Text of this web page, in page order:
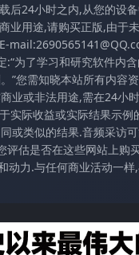
24小时之内,从您的设备
用途,请购买正版,由于
为了学习和研究软件内
您需知晓本站所有内容
业或非法用途,需在24小
际收益或实际结果示
或类似的结果.音频采访
估是否在这些网站上购
力.与任何商业活动一